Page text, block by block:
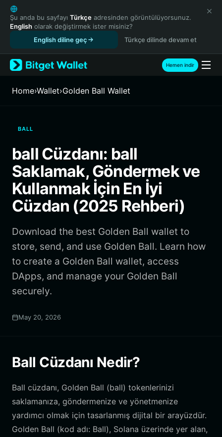
English
日本語
Tiếng Việt
Español (Latinoamérica)
Türkçe
Français
繁體中文
Bahasa Indonesia
ภาษาไทย
हिन्दी
Español
Português (Brasil)
Şu anda bu sayfayı Türkçe adresinden görüntülüyorsunuz.
English olarak değiştirmek ister misiniz?
English diline geç
Türkçe dilinde devam et
Hemen indir
Home›Wallet›Golden Ball Wallet
BALL
ball Cüzdanı: ball
Saklamak, Göndermek ve
Kullanmak İçin En İyi
Cüzdan (2025 Rehberi)
Download the best Golden Ball wallet to
store, send, and use Golden Ball. Learn how
to create a Golden Ball wallet, access
DApps, and manage your Golden Ball
securely.
May 20, 2026
Ball Cüzdanı Nedir?
Ball cüzdanı, Golden Ball (ball) tokenlerinizi
saklamanıza, göndermenize ve yönetmenize
yardımcı olmak için tasarlanmış dijital bir arayüzdür.
Golden Ball (kod adı: Ball), Solana üzerinde yer alan,